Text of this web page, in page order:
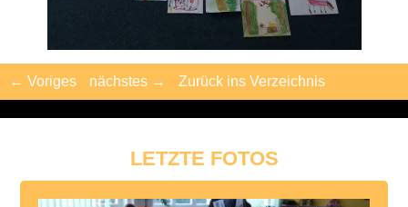
← Voriges nächstes → Zurück ins Verzeichnis
LETZTE FOTOS